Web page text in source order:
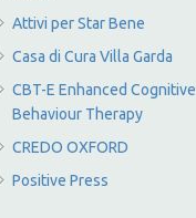
Attivi per Star Bene
Casa di Cura Villa Garda
CBT-E Enhanced Cognitive
Behaviour Therapy
CREDO OXFORD
Positive Press